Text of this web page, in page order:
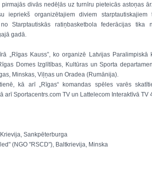
divās nedēļās uz turnīru pieteicās astoņas
iepriekš organizētajiem diviem
Starptautiskās ratiņbasketbola federācijas tika
gadā.
„Rīgas Kauss”, ko organizē Latvijas
Domes Izglītības, Kultūras un Sporta
Minskas, Viļņas un Oradea (Rumānija).
kā arī „Rīgas“ komandas spēles varēs
arī Sportacentrs.com TV un Lattelecom Interaktīvā TV
Krievija, Sankpēterburga
(NGO "RSCD"), Baltkrievija, Minska